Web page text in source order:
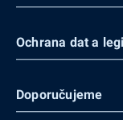
Ochrana dat a
Doporučujeme